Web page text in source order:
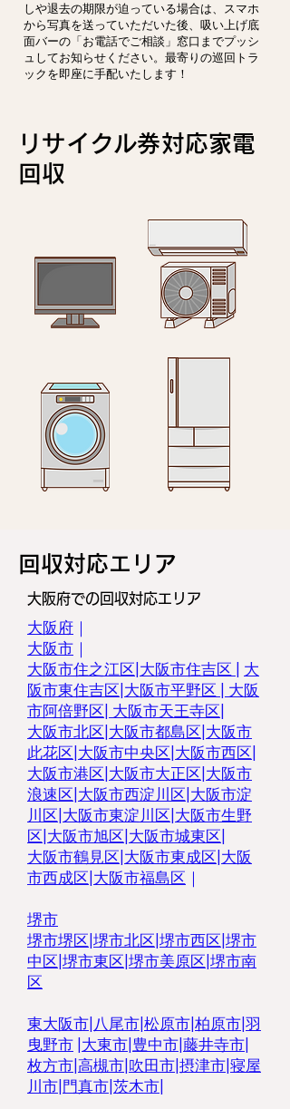
しや退去の期限が迫っている場合は、スマホ
から写真を送っていただいた後、吸い上げ底
面バーの「お電話でご相談」窓口までプッシ
ュしてお知らせください。最寄りの巡回トラ
ックを即座に手配いたします！
リサイクル券対応家電
回収
回収対応エリア
大阪府での回収対応エリア
大阪府 ｜
大阪市 ｜
大阪市住之江区| 大阪市住吉区
大
阪市東住吉区 大阪市平野区
大阪
市阿倍野区 大阪市天王寺区
大阪市北区 大阪市都島区 大阪市
此花区 大阪市中央区 大阪市西区
大阪市港区 大阪市大正区 大阪市
浪速区 大阪市西淀川区 大阪市淀
川区 大阪市東淀川区 大阪市生野
区 大阪市旭区 大阪市城東区
大阪市鶴見区 大阪市東成区 大阪
市西成区 大阪市福島区 ｜
堺市
堺市堺区 堺市北区 堺市西区 堺市
中区 堺市東区| 堺市美原区 堺市南
区
東大阪市 八尾市 松原市 柏原市 羽
曳野市 大東市 豊中市 藤井寺市
枚方市 高槻市 吹田市 摂津市 寝屋
川市 門真市 茨木市